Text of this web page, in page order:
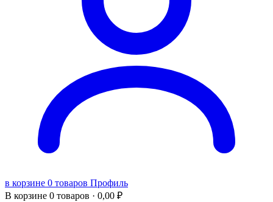
в корзине 0 товаров Профиль
В корзине 0 товаров · 0,00 ₽